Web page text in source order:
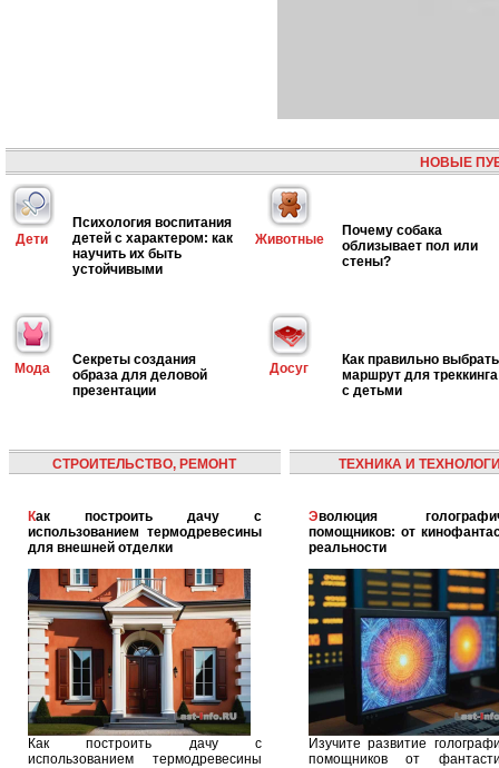
НОВЫЕ
Дети
Психология воспитания
детей с характером: как
научить их быть
устойчивыми
Животные
Почему собака
облизывает пол или
стены?
Мода
Секреты создания
образа для деловой
презентации
Досуг
Как правильно выбрать
маршрут для треккинга
с детьми
СТРОИТЕЛЬСТВО, РЕМОНТ
Как построить дачу с
использованием термодревесины
для внешней отделки
Как построить дачу с
использованием термодревесины
ТЕХНИКА И
Эволюция голографических
помощников: от
реальности
Изучите развитие
помощников от